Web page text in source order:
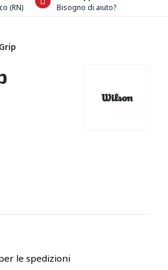
(RN)
Bisogno di aiuto?
le spedizioni